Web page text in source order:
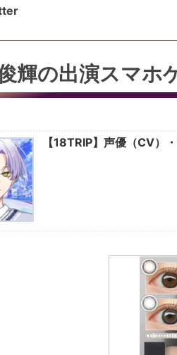
輝の出演スマホ
【18TRIP】声優（CV）